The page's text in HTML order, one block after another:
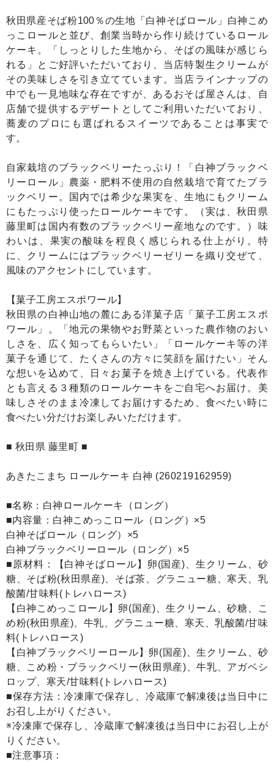
秋田県産そば粉100％の生地「白神そばロール」白神こめ
っこロールと並び、創業当時から作り続けているロール
ケーキ。「しっとりした生地から、そばの風味が感じら
れる」とご好評いただいており、当店特製生クリームが
その美味しさを引き立てています。当店ラインナップの
中でも一見地味な存在ですが、あるおそば屋さんは、自
店舗で提供するデザートとしてご利用いただいており、
蕎麦のプロにも選ばれるスイーツであることは事実で
す。
自家栽培のブラックベリーたっぷり！「白神ブラックベ
リーロール」農薬・肥料不使用の自然栽培で育てたブラ
ックベリー。国内では希少な果実を、生地にもクリーム
にもたっぷり使ったロールケーキです。（実は、秋田県
藤里町は国内有数のブラックベリー産地なのです。）味
わいは、果実の酸味を程良く感じられる仕上がり。特
に、クリームにはブラックベリーゼリーを織り交ぜて、
風味のアクセントにしています。
【菓子工房エスポワール】
秋田県の白神山地の麓にある洋菓子店「菓子工房エスポ
ワール」。「地元の果物やお野菜といった農作物のおい
しさを、広く知ってもらいたい」「ロールケーキ等の洋
菓子を通じて、たくさんの方々に笑顔を届けたい」そん
な想いを込めて、日々お菓子を焼き上げている。代表作
とも言える３種類のロールケーキをご自宅へお届け。美
味しさそのまま冷凍してお届けするため、食べたい時に
食べたい分だけお楽しみいただけます。
■ 秋田県 藤里町 ■
あきたこまち ロールケーキ 白神 (260219162959)
■名称：白神ロールケーキ（ロング）
■内容量：白神こめっこロール（ロング）×5
白神そばロール（ロング）×5
白神ブラックベリーロール（ロング）×5
■原材料：【白神そばロール】卵(国産)、生クリーム、砂
糖、そば粉(秋田県産)、そば茶、グラニュー糖、寒天、乳
酸菌/甘味料(トレハロース)
【白神こめっこロール】卵(国産)、生クリーム、砂糖、こ
め粉(秋田県産)、牛乳、グラニュー糖、寒天、乳酸菌/甘味
料(トレハロース)
【白神ブラックベリーロール】卵(国産)、生クリーム、砂
糖、こめ粉・ブラックベリー(秋田県産)、牛乳、アガベシ
ロップ、寒天/甘味料(トレハロース)
■保存方法：冷凍庫で保存し、冷蔵庫で解凍後は当日中に
お召し上がりください。
※冷凍庫で保存し、冷蔵庫で解凍後は当日中にお召し上が
りください。
■注意事項：